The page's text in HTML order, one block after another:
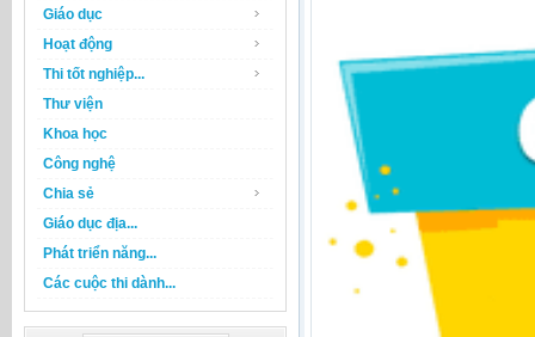
Giáo dục
Hoạt động
Thi tốt nghiệp...
Thư viện
Khoa học
Công nghệ
Chia sẻ
Giáo dục địa...
Phát triển năng...
Các cuộc thi dành...